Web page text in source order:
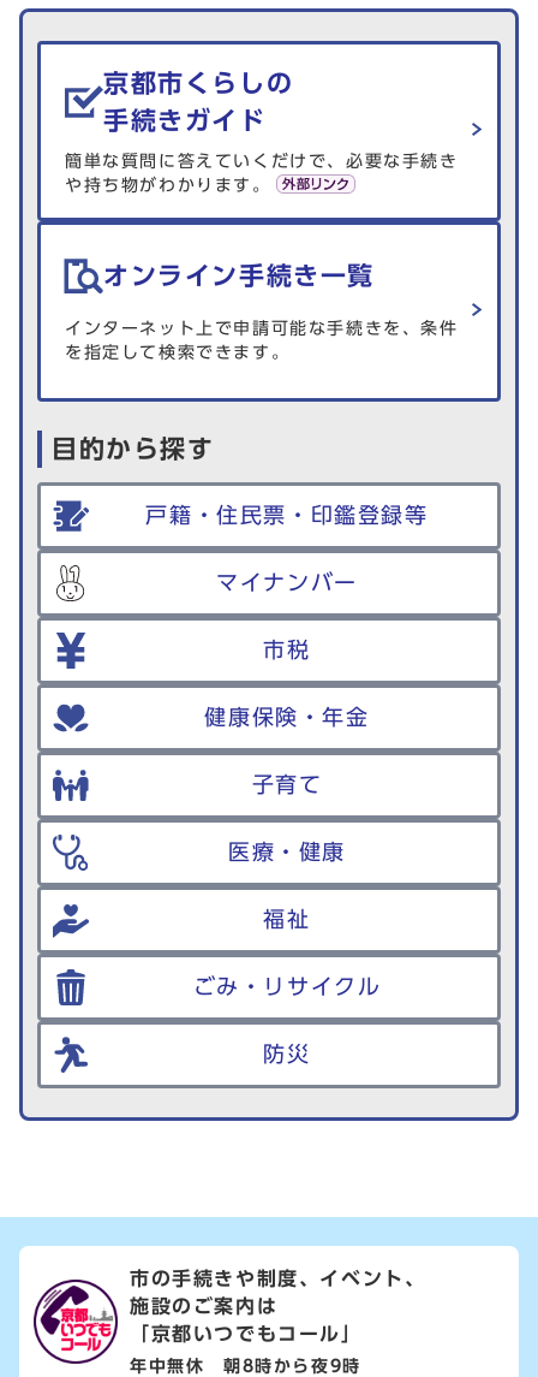
生活情報を探す
京都市くらしの
手続きガイド
簡単な質問に答えていくだけで、必要な手続き
や持ち物がわかります。
オンライン手続き一覧
インターネット上で申請可能な手続きを、条件
を指定して検索できます。
目的から探す
戸籍・住民票・印鑑登録等
マイナンバー
市税
健康保険・年金
子育て
医療・健康
福祉
ごみ・リサイクル
防災
市の手続きや制度、イベント、
施設のご案内は
「京都いつでもコール」
年中無休 朝8時から夜9時